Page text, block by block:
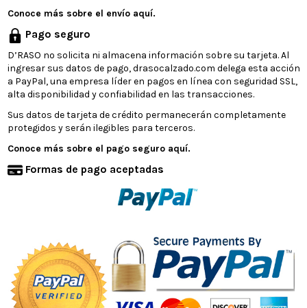
Conoce más sobre el envío aquí.
Pago seguro
D’RASO no solicita ni almacena información sobre su tarjeta. Al
ingresar sus datos de pago, drasocalzado.com delega esta acción
a PayPal, una empresa líder en pagos en línea con seguridad SSL,
alta disponibilidad y confiabilidad en las transacciones.
Sus datos de tarjeta de crédito permanecerán completamente
protegidos y serán ilegibles para terceros.
Conoce más sobre el pago seguro aquí.
Formas de pago aceptadas